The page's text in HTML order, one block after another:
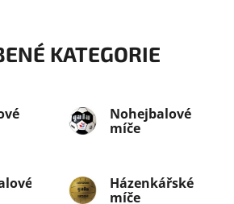
KATEGORIE
Nohejbalové
míče
Házenkářské
míče